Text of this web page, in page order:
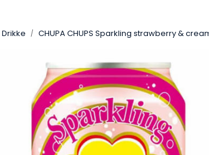
Drikke CHUPA CHUPS Sparkling strawberry &